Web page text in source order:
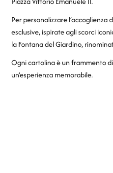
Per personalizzare
esclusive, ispirate agli scorci
la Fontana del Giardino,
Ogni cartolina è un frammento
un’esperienza memorabile.